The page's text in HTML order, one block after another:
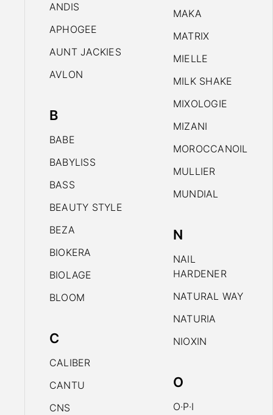
ANDIS
APHOGEE
AUNT JACKIES
AVLON
B
BABE
BABYLISS
BASS
BEAUTY STYLE
BEZA
BIOKERA
BIOLAGE
BLOOM
C
CALIBER
CANTU
CNS
MAKA
MATRIX
MIELLE
MILK SHAKE
MIXOLOGIE
MIZANI
MOROCCANOIL
MULLIER
MUNDIAL
N
NAIL
HARDENER
NATURAL WAY
NATURIA
NIOXIN
O
O·P·I